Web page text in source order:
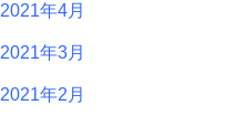
2021年4月
2021年3月
2021年2月